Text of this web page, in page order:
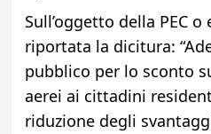
Sull’oggetto della PEC
riportata la dicitura:
pubblico per lo sconto
aerei ai cittadini
riduzione degli